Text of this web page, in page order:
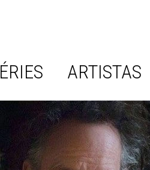
ARTISTAS